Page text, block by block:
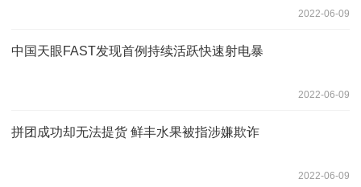
2022-06-09
中国天眼FAST发现首例持续活跃快速射电暴
2022-06-09
拼团成功却无法提货 鲜丰水果被指涉嫌欺诈
2022-06-09